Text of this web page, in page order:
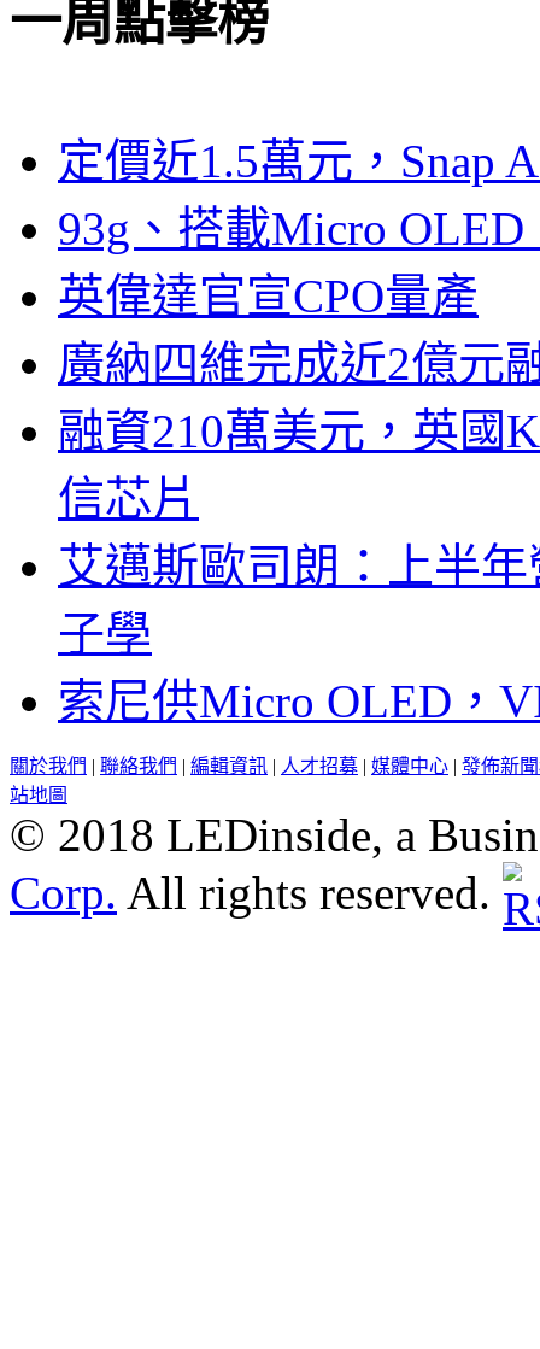
一周點擊榜
定價近1.5萬元，Snap
93g、搭載Micro
英偉達官宣CPO量產
廣納四維完成近2億元
融資210萬美元，英國
信芯片
艾邁斯歐司朗：上半
子學
索尼供Micro OLED，
關於我們 | 聯絡我們 | 編輯資訊 | 人才招募 | 媒體中心 | 發佈新
站地圖
© 2018 LEDinside, a
Corp. All rights reserved.